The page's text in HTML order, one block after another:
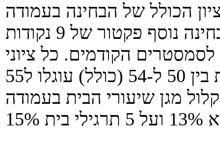
לציון הבחינה נוסף פקטור של 9 נקודות (ExamB_Factor), כך
הקודמים. כל ציוני